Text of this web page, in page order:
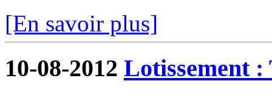
[En savoir plus]
10-08-2012 Lotissement